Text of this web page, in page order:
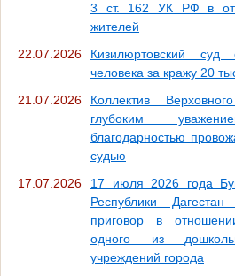
3 ст. 162 УК РФ в
жителей
22.07.2026
Кизилюртовский суд
человека за кражу 20
21.07.2026
Коллектив
глубоким
благодарностью
судью
17.07.2026
17 июля 2026 года
Республики
приговор в
одного из
учреждений города